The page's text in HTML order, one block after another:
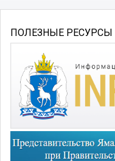
ПОЛЕЗНЫЕ РЕСУРСЫ